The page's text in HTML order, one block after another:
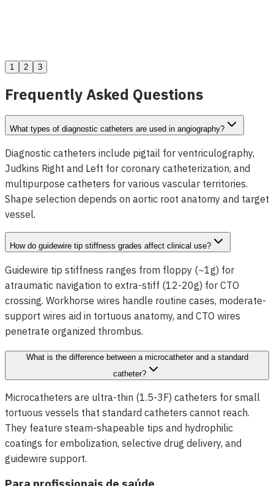
Ver detalhes
1 2 3
Frequently Asked Questions
What types of diagnostic catheters are used in angiography?
Diagnostic catheters include pigtail for ventriculography,
Judkins Right and Left for coronary catheterization, and
multipurpose catheters for various vascular territories.
Shape selection depends on aortic root anatomy and target
vessel.
How do guidewire tip stiffness grades affect clinical use?
Guidewire tip stiffness ranges from floppy (~1g) for
atraumatic navigation to extra-stiff (12-20g) for CTO
crossing. Workhorse wires handle routine cases, moderate-
support wires aid in tortuous anatomy, and CTO wires
penetrate organized thrombus.
What is the difference between a microcatheter and a standard
catheter?
Microcatheters are ultra-thin (1.5-3F) catheters for small
tortuous vessels that standard catheters cannot reach.
They feature steam-shapeable tips and hydrophilic
coatings for embolization, selective drug delivery, and
guidewire support.